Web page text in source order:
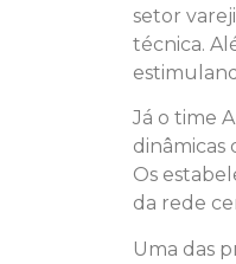
setor
técnica.
Já o time
dinâmicas
Os
da rede
Uma das